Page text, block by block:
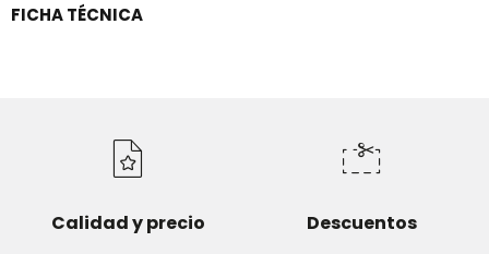
FICHA TÉCNICA
Calidad y precio Descuentos